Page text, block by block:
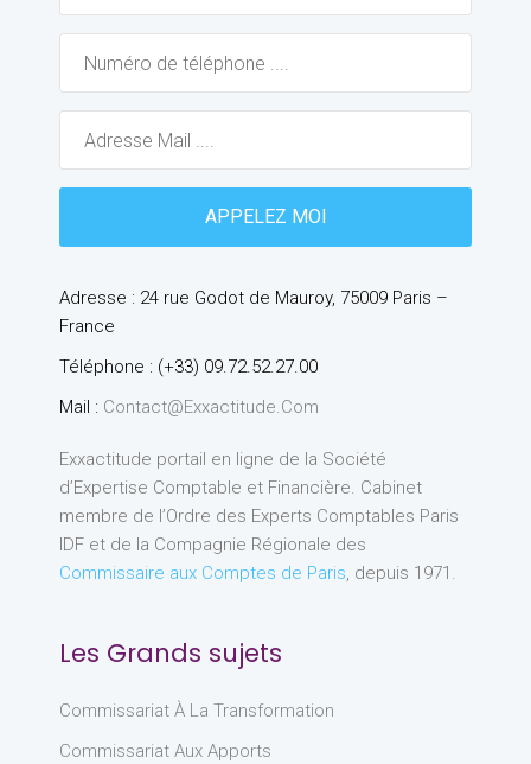
Adresse : 24 rue Godot de Mauroy, 75009 Paris –
France
Téléphone : (+33) 09.72.52.27.00
Mail : Contact@exxactitude.com
Exxactitude portail en ligne de la Société
d’Expertise Comptable et Financière. Cabinet
membre de l’Ordre des Experts Comptables Paris
IDF et de la Compagnie Régionale des
Commissaire aux Comptes de Paris, depuis 1971.
Les Grands sujets
Commissariat À La Transformation
Commissariat Aux Apports